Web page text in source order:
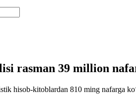
rasman 39 million
hisob-kitoblardan 810 ming nafarga